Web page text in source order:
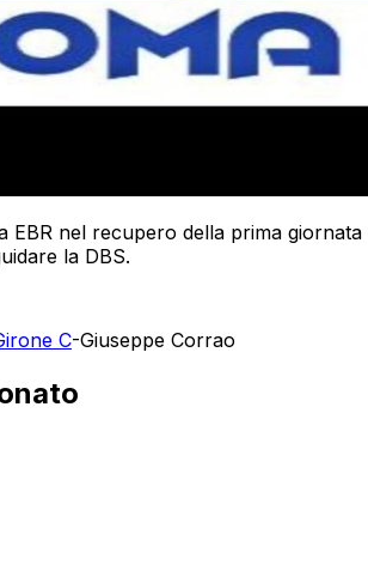
EBR nel recupero della prima
la DBS.
C-Giuseppe Corrao